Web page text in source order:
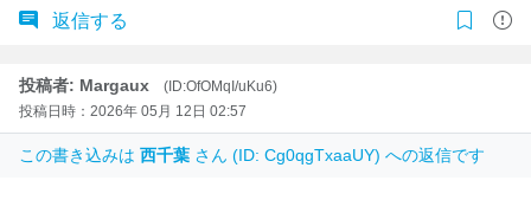
返信する
投稿者: Margaux
(ID:OfOMqI/uKu6)
投稿日時：2026年 05月 12日 02:57
この書き込みは 西千葉 さん (ID: Cg0qgTxaaUY) への返信です